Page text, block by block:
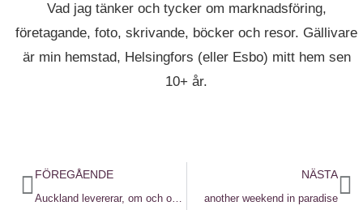
Vad jag tänker och tycker om marknadsföring,
företagande, foto, skrivande, böcker och resor. Gällivare
är min hemstad, Helsingfors (eller Esbo) mitt hem sen
10+ år.
FÖREGÅENDE NÄSTA
another weekend in paradise